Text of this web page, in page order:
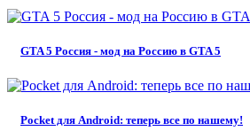
GTA 5 Россия - мод на Россию в GTA 5
Pocket для Android: теперь все по нашему!